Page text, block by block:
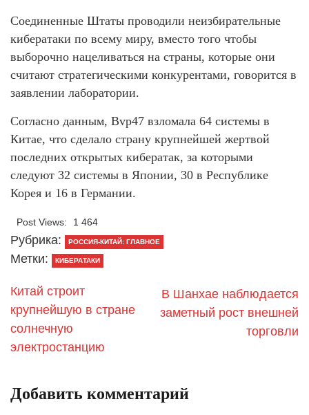
Соединенные Штаты проводили неизбирательные
кибератаки по всему миру, вместо того чтобы
выборочно нацеливаться на страны, которые они
считают стратегическими конкурентами, говорится в
заявлении лаборатории.
Согласно данным, Bvp47 взломала 64 системы в
Китае, что сделало страну крупнейшей жертвой
последних открытых кибератак, за которыми
следуют 32 системы в Японии, 30 в Республике
Корея и 16 в Германии.
Post Views: 1 464
Рубрика: РОССИЯ-КИТАЙ: ГЛАВНОЕ
Метки: КИБЕРАТАКИ
​Китай строит
крупнейшую в стране
солнечную
электростанцию
​В Шанхае наблюдается
заметный рост внешней
торговли
Добавить комментарий